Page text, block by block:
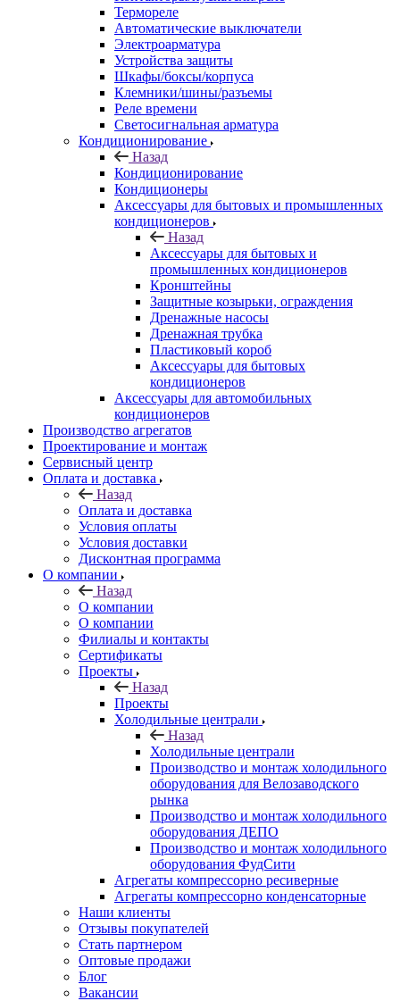
Термореле
Автоматические выключатели
Электроарматура
Устройства защиты
Шкафы/боксы/корпуса
Клемники/шины/разъемы
Реле времени
Светосигнальная арматура
Кондиционирование
Назад
Кондиционирование
Кондиционеры
Аксессуары для бытовых и промышленных
кондиционеров
Назад
Аксессуары для бытовых и
промышленных кондиционеров
Кронштейны
Защитные козырьки, ограждения
Дренажные насосы
Дренажная трубка
Пластиковый короб
Аксессуары для бытовых
кондиционеров
Аксессуары для автомобильных
кондиционеров
Производство агрегатов
Проектирование и монтаж
Сервисный центр
Оплата и доставка
Назад
Оплата и доставка
Условия оплаты
Условия доставки
Дисконтная программа
О компании
Назад
О компании
О компании
Филиалы и контакты
Сертификаты
Проекты
Назад
Проекты
Холодильные централи
Назад
Холодильные централи
Производство и монтаж холодильного
оборудования для Велозаводского
рынка
Производство и монтаж холодильного
оборудования ДЕПО
Производство и монтаж холодильного
оборудования ФудСити
Агрегаты компрессорно ресиверные
Агрегаты компрессорно конденсаторные
Наши клиенты
Отзывы покупателей
Стать партнером
Оптовые продажи
Блог
Вакансии